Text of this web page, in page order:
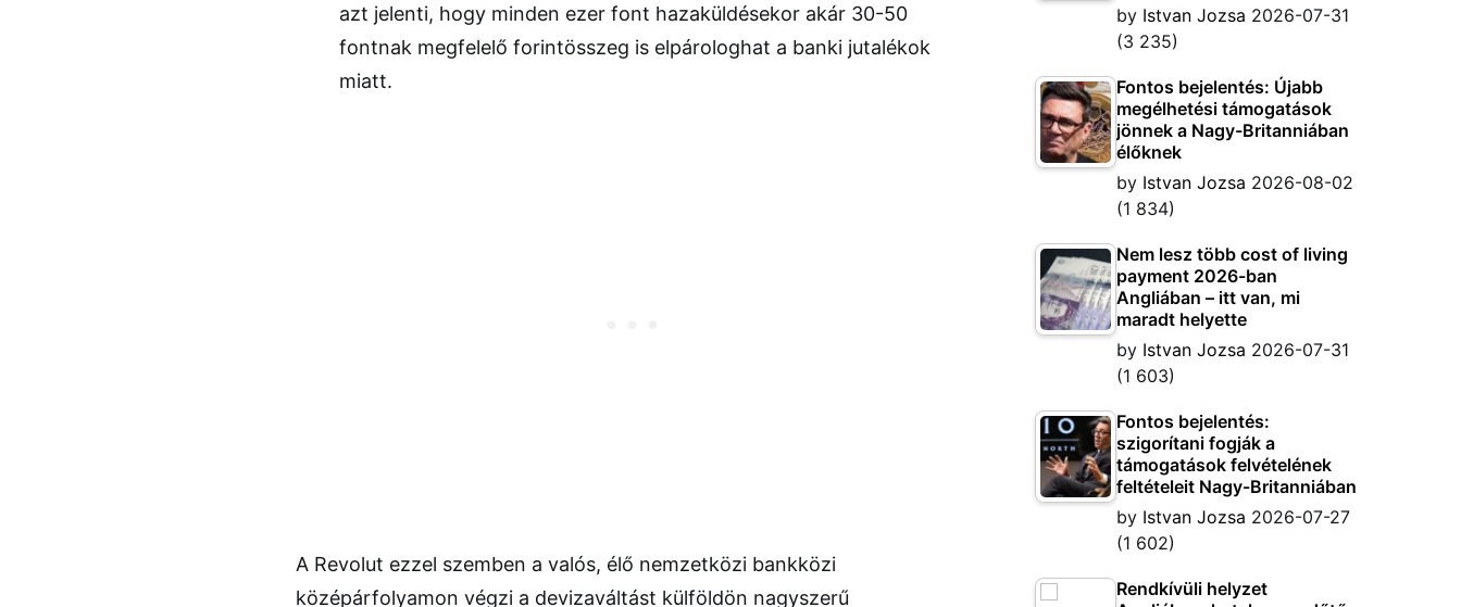
azt jelenti, hogy minden ezer font hazaküldésekor akár 30-50
fontnak megfelelő forintösszeg is elpárologhat a banki jutalékok
miatt.
A Revolut ezzel szemben a valós, élő nemzetközi bankközi
középárfolyamon végzi a devizaváltást külföldön nagyszerű
by Istvan Jozsa 2026-07-31
(3 235)
Fontos bejelentés: Újabb
megélhetési támogatások
jönnek a Nagy-Britanniában
élőknek
by Istvan Jozsa 2026-08-02
(1 834)
Nem lesz több cost of living
payment 2026-ban
Angliában – itt van, mi
maradt helyette
by Istvan Jozsa 2026-07-31
(1 603)
Fontos bejelentés:
szigorítani fogják a
támogatások felvételének
feltételeit Nagy-Britanniában
by Istvan Jozsa 2026-07-27
(1 602)
Rendkívüli helyzet